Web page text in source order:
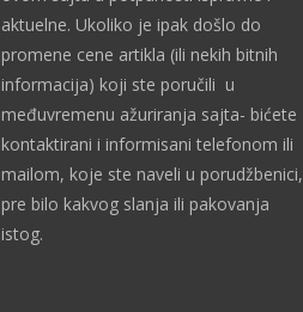
aktuelne. Ukoliko je ipak došlo do
promene cene artikla (ili nekih bitnih
informacija) koji ste poručili u
međuvremenu ažuriranja sajta- bićete
kontaktirani i informisani telefonom ili
mailom, koje ste naveli u porudžbenici,
pre bilo kakvog slanja ili pakovanja
istog.